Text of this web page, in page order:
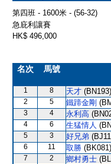
第四班 - 1600米 - (56-32)
急庇利讓賽
HK$ 496,000
名次 馬號
1 8 天才 (BN193)
2 5 鐵蹄金剛
3 4 永利高
4 6 生猛情人
5 3 好兄弟
6 11 取勝 (BK081)
7 2 鄉村勇士